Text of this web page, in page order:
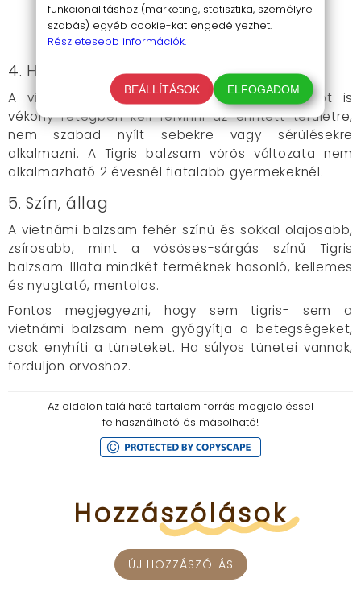
4. Használat
A vietnámi balzsamot és a Tigris balzsamot is
vékony rétegben kell felvinni az érintett területre,
nem szabad nyílt sebekre vagy sérülésekre
alkalmazni. A Tigris balzsam vörös változata nem
alkalmazható 2 évesnél fiatalabb gyermekeknél.
5. Szín, állag
A vietnámi balzsam fehér színű és sokkal olajosabb,
zsírosabb, mint a vösöses-sárgás színű Tigris
balzsam. Illata mindkét terméknek hasonló, kellemes
és nyugtató, mentolos.
Fontos megjegyezni, hogy sem tigris- sem a
vietnámi balzsam nem gyógyítja a betegségeket,
csak enyhíti a tüneteket. Ha súlyos tünetei vannak,
forduljon orvoshoz.
Az oldalon található tartalom forrás megjelöléssel
felhasználható és másolható!
Hozzászólások
ÚJ HOZZÁSZÓLÁS
funkcionalitáshoz (marketing, statisztika, személyre
szabás) egyéb cookie-kat engedélyezhet.
Részletesebb információk.
BEÁLLÍTÁSOK ELFOGADOM